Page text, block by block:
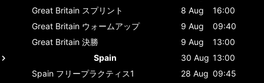
Great Britain スプリント 8 Aug
16:00
Great Britain ウォームアップ 9 Aug
09:40
Great Britain 決勝 9 Aug
13:00
Spain
30 Aug 13:00
Spain フリープラクティス1 28 Aug 09:45